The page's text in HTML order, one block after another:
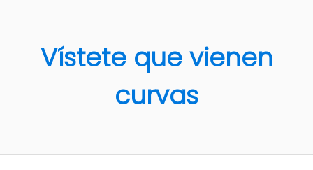
Vístete que vienen
curvas